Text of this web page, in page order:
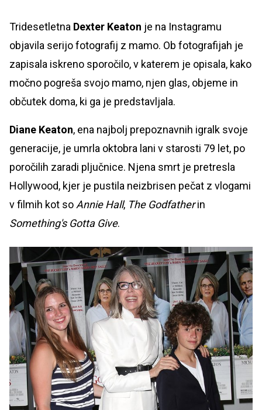
Tridesetletna Dexter Keaton je na Instagramu
objavila serijo fotografij z mamo. Ob fotografijah je
zapisala iskreno sporočilo, v katerem je opisala, kako
močno pogreša svojo mamo, njen glas, objeme in
občutek doma, ki ga je predstavljala.
Diane Keaton, ena najbolj prepoznavnih igralk svoje
generacije, je umrla oktobra lani v starosti 79 let, po
poročilih zaradi pljučnice. Njena smrt je pretresla
Hollywood, kjer je pustila neizbrisen pečat z vlogami
v filmih kot so Annie Hall, The Godfatherin
Something's Gotta Give.